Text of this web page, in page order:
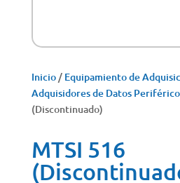
Inicio/ Equipamiento de
Adquisidores de Datos
(Discontinuado)
MTSI 516